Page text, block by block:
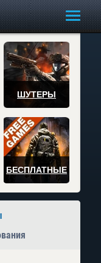
ШУТЕРЫ
БЕСПЛАТНЫЕ